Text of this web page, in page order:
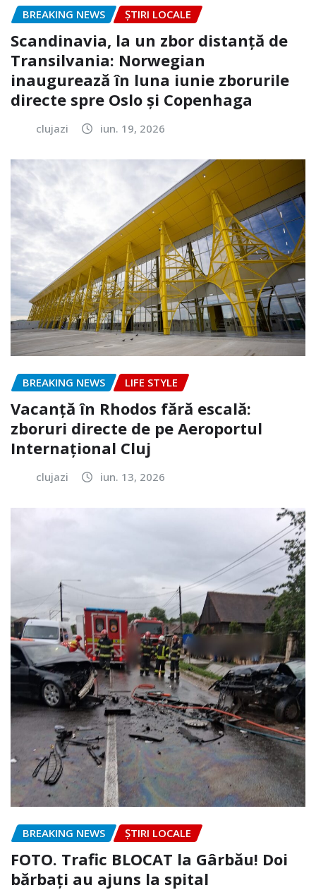
BREAKING NEWS ȘTIRI LOCALE
Scandinavia, la un zbor distanță de
Transilvania: Norwegian
inaugurează în luna iunie zborurile
directe spre Oslo și Copenhaga
clujazi iun. 19, 2026
BREAKING NEWS LIFE STYLE
Vacanță în Rhodos fără escală:
zboruri directe de pe Aeroportul
Internațional Cluj
clujazi iun. 13, 2026
BREAKING NEWS ȘTIRI LOCALE
FOTO. Trafic BLOCAT la Gârbău! Doi
bărbați au ajuns la spital